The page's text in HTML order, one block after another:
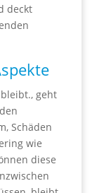
deckt
geht
Schäden
wie
diese